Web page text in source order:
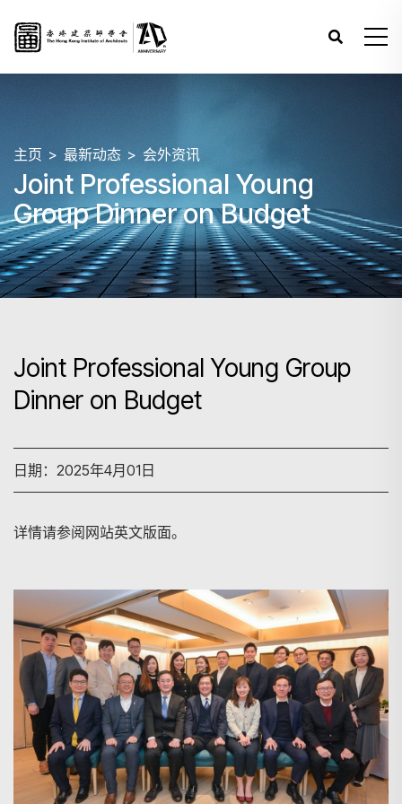
主页 最新动态 会外资讯
Joint Professional Young
Group Dinner on Budget
Joint Professional Young Group
Dinner on Budget
日期：2025年4月01日
详情请参阅网站英文版面。